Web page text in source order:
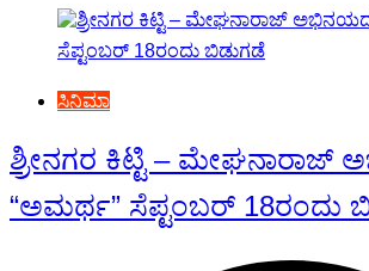
ಸಿನಿಮಾ
ಶ್ರೀನಗರ ಕಿಟ್ಟಿ –
“ಅಮರ್ಥ” ಸೆಪ್ಟಂಬರ್ 18ರಂದು